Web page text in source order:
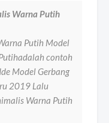
Warna Putih
Putih Model
contoh
Model Gerbang
2019 Lalu
Warna Putih